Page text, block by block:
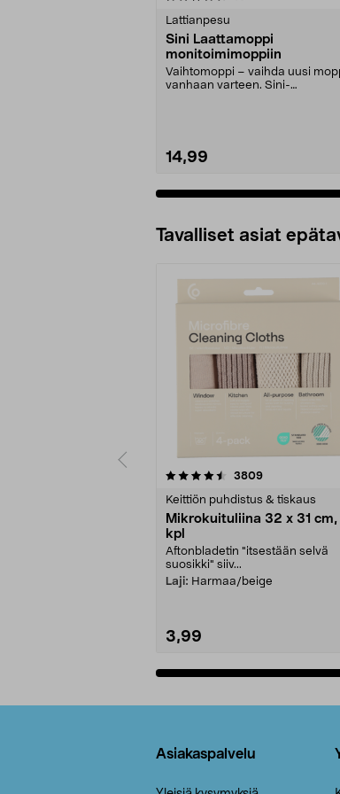
Lattianpesu
Sini Laattamoppi
monitoimimoppiin
Vaihtomoppi – vaihda uusi
vanhaan varteen. Sini-
14,99
Tavalliset asiat
3809arvostelut
Keittiön puhdistus & tiskaus
Mikrokuituliina 32 x 31 cm,
kpl
Aftonbladetin "itsestään selvä
suosikki" siiv...
Laji: Harmaa/beige
3,99
4.5viidestä
Asiakaspalvelu